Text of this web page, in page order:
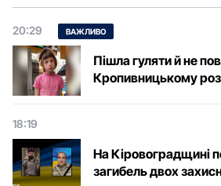
20:29 ВАЖЛИВО
Пішла гуляти й не
Кропивницькому
18:19
На Кіровоградщині
загибель двох